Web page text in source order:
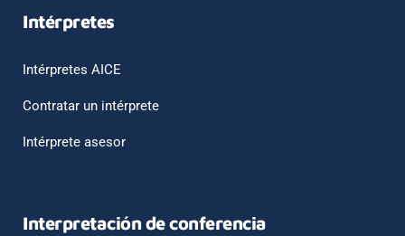
Intérpretes
Intérpretes AICE
Contratar un intérprete
Intérprete asesor
Interpretación de conferencia